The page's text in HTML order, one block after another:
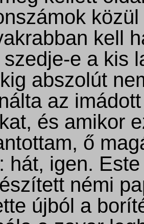
kell
e a kis
abszolút
az
és amikor
ő
hát, igen.
némi
újból a